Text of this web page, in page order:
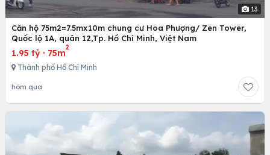
13
Căn hộ 75m2=7.5mx10m chung cư Hoa Phượng/ Zen Tower,
Quốc lộ 1A, quân 12,Tp. Hồ Chí Minh, Việt Nam
1.95 tỷ · 75m
2
Thành phố Hồ Chí Minh
hôm qua